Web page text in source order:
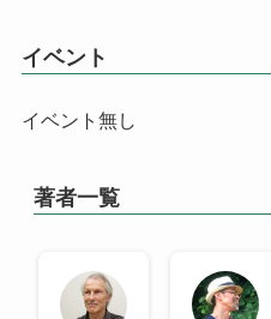
イベント
イベント無し
著者一覧